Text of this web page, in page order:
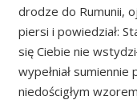
drodze do Rumunii,
piersi i powiedział:
się Ciebie nie
wypełniał
niedościgłym